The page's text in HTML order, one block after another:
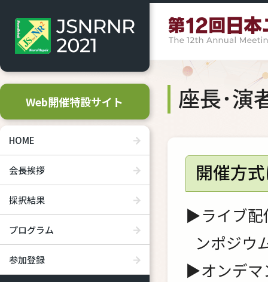
Web開催特設サイト
HOME
会長挨拶
採択結果
プログラム
参加登録
座長･演
開催方
▶ライブ配
ンポジウ
▶オンデマ